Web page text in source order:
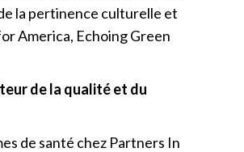
la pertinence culturelle et
America, Echoing Green
de la qualité et du
de santé chez Partners In